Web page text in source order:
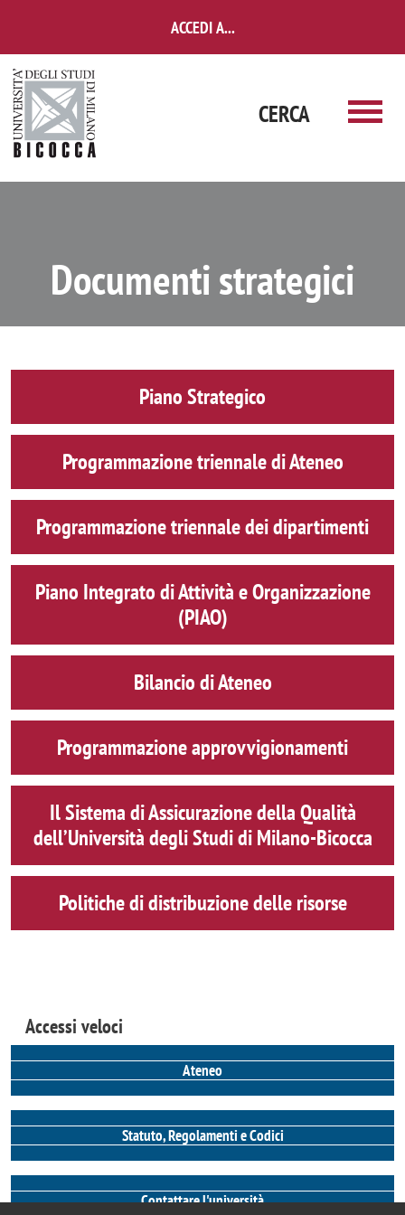
ACCEDI A...
CERCA
Documenti strategici
Piano Strategico
Programmazione triennale di Ateneo
Programmazione triennale dei dipartimenti
Piano Integrato di Attività e Organizzazione
(PIAO)
Bilancio di Ateneo
Programmazione approvvigionamenti
Il Sistema di Assicurazione della Qualità
dell’Università degli Studi di Milano-Bicocca
Politiche di distribuzione delle risorse
Accessi veloci
Ateneo
Statuto, Regolamenti e Codici
Contattare l'università